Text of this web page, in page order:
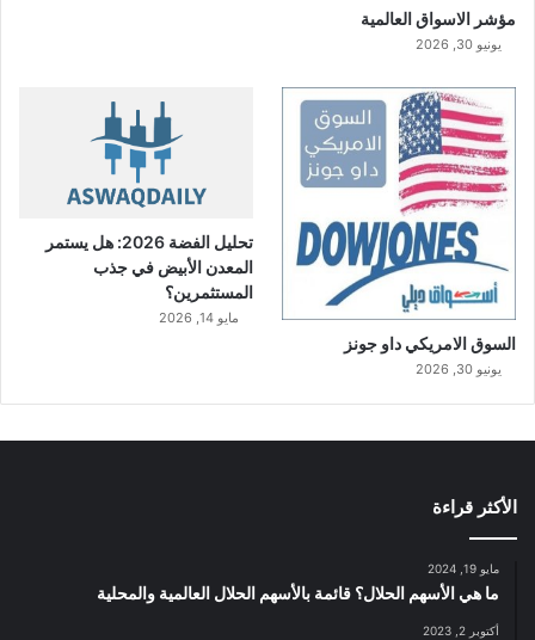
مؤشر الاسواق العالمية
يونيو 30, 2026
السوق الامريكي داو جونز
يونيو 30, 2026
تحليل الفضة 2026: هل يستمر
المعدن الأبيض في جذب
المستثمرين؟
مايو 14, 2026
الأكثر قراءة
مايو 19, 2024
ما هي الأسهم الحلال؟ قائمة بالأسهم الحلال العالمية والمحلية
أكتوبر 2, 2023